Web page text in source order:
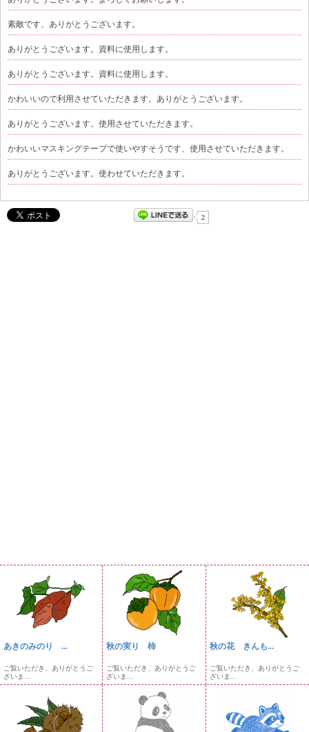
素敵です、ありがとうございます。
ありがとうございます。資料に使用します。
ありがとうございます。資料に使用します。
かわいいので利用させていただきます。ありがとうございます。
ありがとうございます。使用させていただきます。
かわいいマスキングテープで使いやすそうです、使用させていただきます。
ありがとうございます。使わせていただきます。
2
あきのみのり ...
ご覧いただき、ありがとうご
ざいま...
秋の実り 柿
ご覧いただき、ありがとうご
ざいま...
秋の花 きんも...
ご覧いただき、ありがとうご
ざいま...